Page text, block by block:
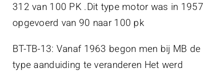
312 van 100 PK .Dit type motor was in 1957
opgevoerd van 90 naar 100 pk
BT-TB-13: Vanaf 1963 begon men bij MB de
type aanduiding te veranderen Het werd